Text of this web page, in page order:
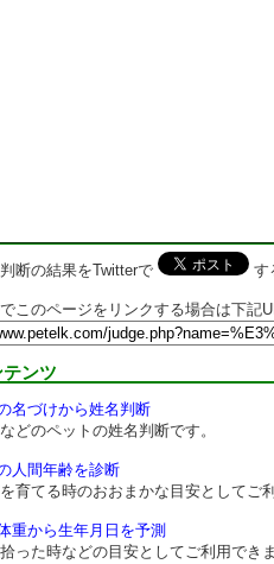
断の結果をTwitterで す
このページをリンクする場合は下記
テンツ
名づけから姓名判断
どのペットの姓名判断です。
人間年齢を診断
育てる時のおおまかな目安としてご
重から生年月日を予測
った時などの目安としてご利用できま